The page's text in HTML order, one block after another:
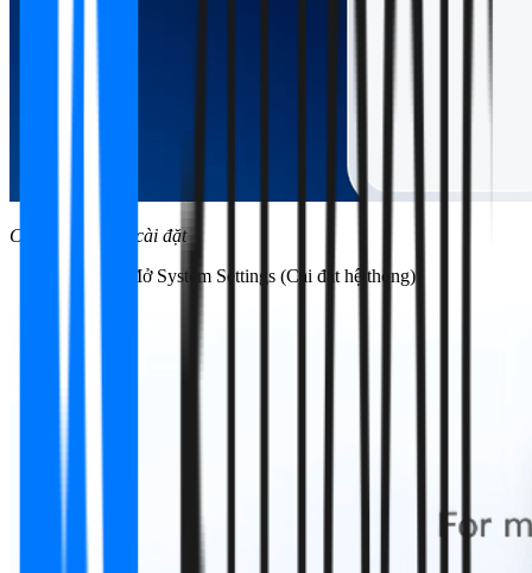
Chọn phiên bản cài đặt
Mở System Settings (Cài đặt hệ thống)